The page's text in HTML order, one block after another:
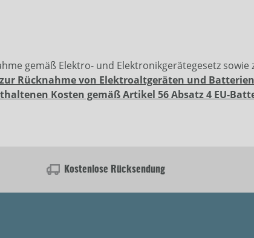
gemäß Elektro- und Elektronikgerätegesetz
Rücknahme von Elektroaltgeräten und Batterien
Kosten gemäß Artikel 56 Absatz 4 EU-
Kostenlose Rücksendung